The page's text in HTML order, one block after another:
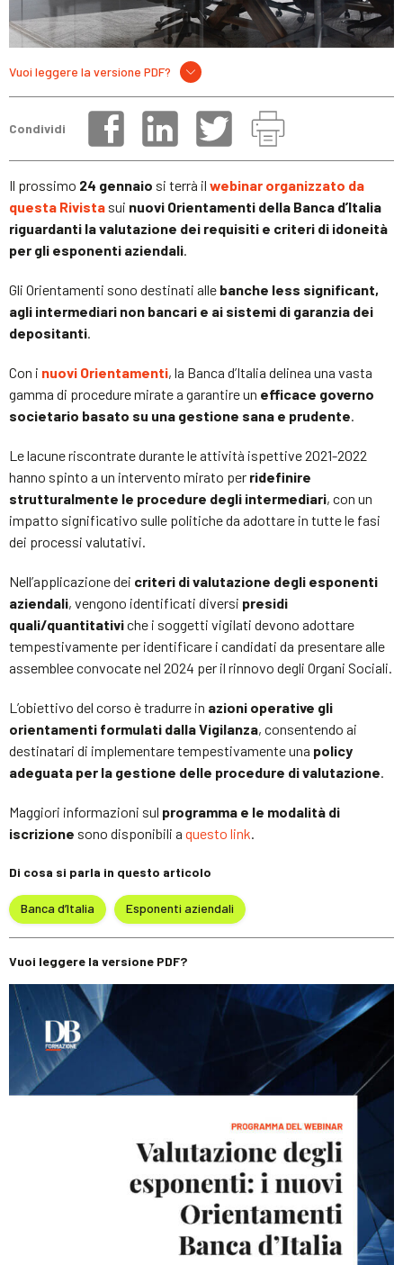
Vuoi leggere la versione PDF?
Condividi
Il prossimo 24 gennaio si terrà il webinar organizzato da
questa Rivista sui nuovi Orientamenti della Banca d’Italia
riguardanti la valutazione dei requisiti e criteri di idoneità
per gli esponenti aziendali.
Gli Orientamenti sono destinati alle banche less significant,
agli intermediari non bancari e ai sistemi di garanzia dei
depositanti.
Con i nuovi Orientamenti, la Banca d’Italia delinea una vasta
gamma di procedure mirate a garantire un efficace governo
societario basato su una gestione sana e prudente.
Le lacune riscontrate durante le attività ispettive 2021-2022
hanno spinto a un intervento mirato per ridefinire
strutturalmente le procedure degli intermediari, con un
impatto significativo sulle politiche da adottare in tutte le fasi
dei processi valutativi.
Nell’applicazione dei criteri di valutazione degli esponenti
aziendali, vengono identificati diversi presidi
quali/quantitativiche i soggetti vigilati devono adottare
tempestivamente per identificare i candidati da presentare alle
assemblee convocate nel 2024 per il rinnovo degli Organi Sociali.
L’obiettivo del corso è tradurre in azioni operative gli
orientamenti formulati dalla Vigilanza, consentendo ai
destinatari di implementare tempestivamente una policy
adeguata per la gestione delle procedure di valutazione.
Maggiori informazioni sul programma e le modalità di
iscrizione sono disponibili a questo link.
Di cosa si parla in questo articolo
Banca d’Italia Esponenti aziendali
Vuoi leggere la versione PDF?